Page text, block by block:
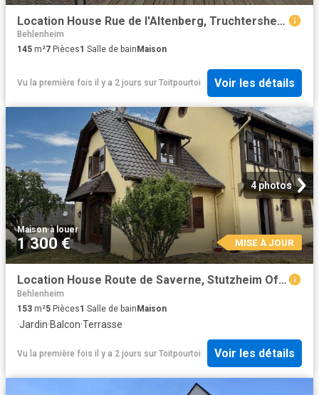
Location House Rue de l'Altenberg, Truchtersheim
Behlenheim
145 m²7 Pièces1 Salle de bain Maison
Vu la première fois il y a 2 jours sur Toitpourtoi Voir les détails
4 photos
Maison·à louer
1 300 € MISE À JOUR
Location House Route de Saverne, Stutzheim Offenheim
Behlenheim
153 m²5 Pièces1 Salle de bain Maison
·Jardin·Balcon·Terrasse
Vu la première fois il y a 2 jours sur Toitpourtoi Voir les détails